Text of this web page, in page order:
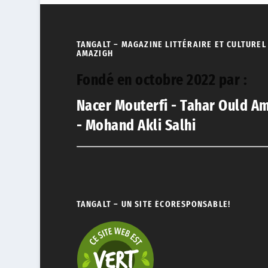
TANGALT – MAGAZINE LITTÉRAIRE ET CULTUREL
AMAZIGH
Fondé en octobre 2022 par :
Nacer Mouterfi - Tahar Ould
- Mohand Akli Salhi
TANGALT – UN SITE ÉCORESPONSABLE!